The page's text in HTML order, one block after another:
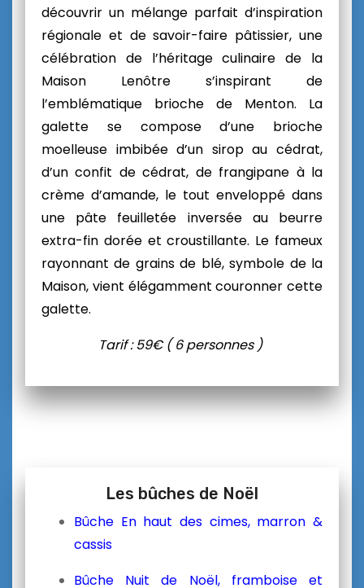
découvrir un mélange parfait d’inspiration
régionale et de savoir-faire pâtissier, une
célébration de l’héritage culinaire de la
Maison Lenôtre s’inspirant de
l’emblématique brioche de Menton. La
galette se compose d’une brioche
moelleuse imbibée d’un sirop au cédrat,
d’un confit de cédrat, de frangipane à la
crème d’amande, le tout enveloppé dans
une pâte feuilletée inversée au beurre
extra-fin dorée et croustillante. Le fameux
rayonnant de grains de blé, symbole de la
Maison, vient élégamment couronner cette
galette.
Tarif : 59€ ( 6 personnes )
Les bûches de Noël
Bûche En haut des cimes, marron &
cassis
Bûche Nuit de Noël, framboise et